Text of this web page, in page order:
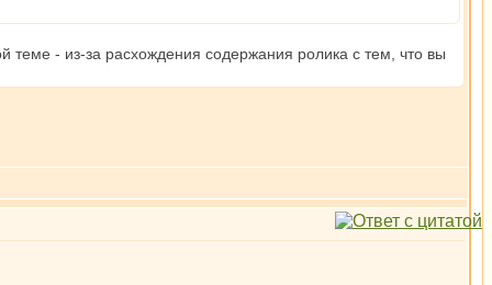
теме - из-за расхождения содержания ролика с тем, что вы